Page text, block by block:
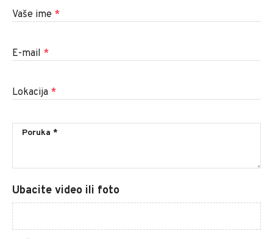
Vaše ime *
E-mail *
Lokacija *
Ubacite video ili foto